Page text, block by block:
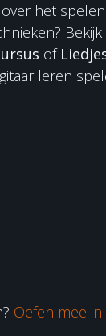
het
Bekijk
of
leren
Oefen mee